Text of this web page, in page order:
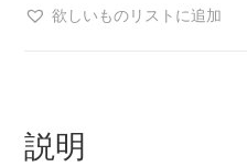
欲しいものリストに追加
説明